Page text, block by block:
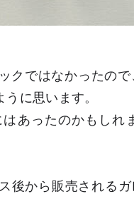
クではなかったの
に思います。
あったのかもしれ
後から販売される